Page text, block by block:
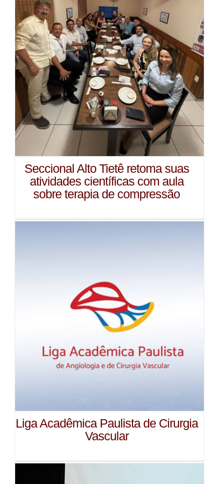
Seccional Alto Tietê retoma suas
atividades científicas com aula
sobre terapia de compressão
Liga Acadêmica Paulista de Cirurgia
Vascular